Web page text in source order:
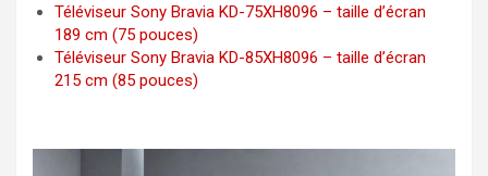
Téléviseur Sony Bravia KD-75XH8096 – taille d’écran
189 cm (75 pouces)
Téléviseur Sony Bravia KD-85XH8096 – taille d’écran
215 cm (85 pouces)